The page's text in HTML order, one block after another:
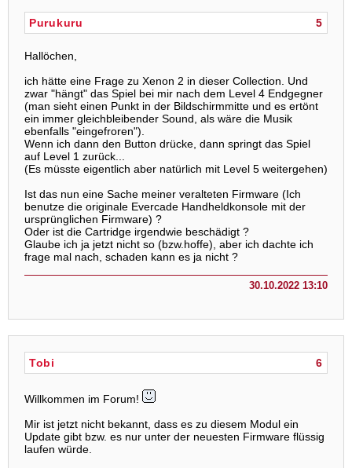
5
Purukuru
Hallöchen,
ich hätte eine Frage zu Xenon 2 in dieser Collection. Und
zwar "hängt" das Spiel bei mir nach dem Level 4 Endgegner
(man sieht einen Punkt in der Bildschirmmitte und es ertönt
ein immer gleichbleibender Sound, als wäre die Musik
ebenfalls "eingefroren").
Wenn ich dann den Button drücke, dann springt das Spiel
auf Level 1 zurück...
(Es müsste eigentlich aber natürlich mit Level 5 weitergehen)
Ist das nun eine Sache meiner veralteten Firmware (Ich
benutze die originale Evercade Handheldkonsole mit der
ursprünglichen Firmware) ?
Oder ist die Cartridge irgendwie beschädigt ?
Glaube ich ja jetzt nicht so (bzw.hoffe), aber ich dachte ich
frage mal nach, schaden kann es ja nicht ?
30.10.2022 13:10
6
Tobi
Willkommen im Forum!
Mir ist jetzt nicht bekannt, dass es zu diesem Modul ein
Update gibt bzw. es nur unter der neuesten Firmware flüssig
laufen würde.